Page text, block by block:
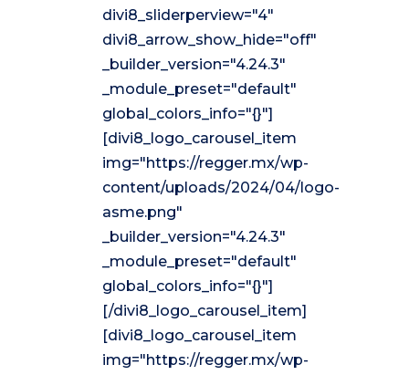
divi8_sliderperview="4"
divi8_arrow_show_hide="off"
_builder_version="4.24.3"
_module_preset="default"
global_colors_info="{}"]
[divi8_logo_carousel_item
img="https://regger.mx/wp-
content/uploads/2024/04/logo-
asme.png"
_builder_version="4.24.3"
_module_preset="default"
global_colors_info="{}"]
[/divi8_logo_carousel_item]
[divi8_logo_carousel_item
img="https://regger.mx/wp-